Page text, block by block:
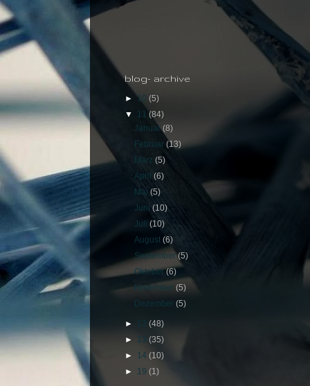
blog- archive
►10 (5)
▼ 11 (84)
Januar(8)
Februar(13)
März(5)
April(6)
Mai(5)
Juni(10)
Juli(10)
August(6)
September(5)
Oktober(6)
November(5)
Dezember(5)
► 12 (48)
► 13 (35)
► 14 (10)
► 19 (1)